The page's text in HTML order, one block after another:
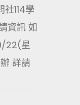
114學
資訊 如
22(星
詳請